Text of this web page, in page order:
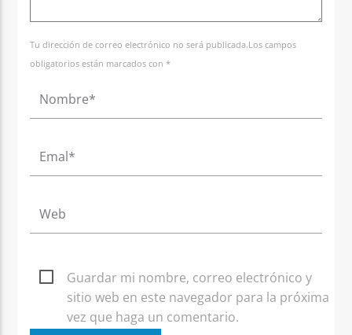
Tu dirección de correo electrónico no será publicada.Los campos
obligatorios están marcados con *
Guardar mi nombre, correo electrónico y
sitio web en este navegador para la próxima
vez que haga un comentario.